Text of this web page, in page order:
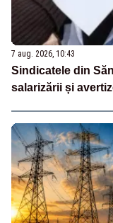
7 aug. 2026, 10:43
Sindicatele din
salarizării și